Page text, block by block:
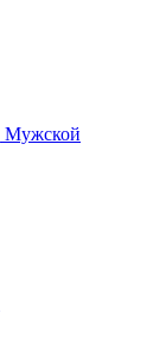
Мужской